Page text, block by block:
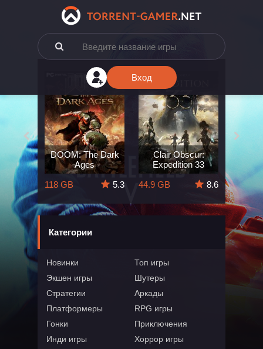
Вход
The
5.7
DOOM: The Dark
Ages
118 GB
5.3
Clair Obscur:
Expedition 33
44.9 GB
8.6
164 GB
Категории
Новинки
Топ игры
Экшен игры
Шутеры
Стратегии
Аркады
Платформеры
RPG игры
Гонки
Приключения
Инди игры
Хоррор игры